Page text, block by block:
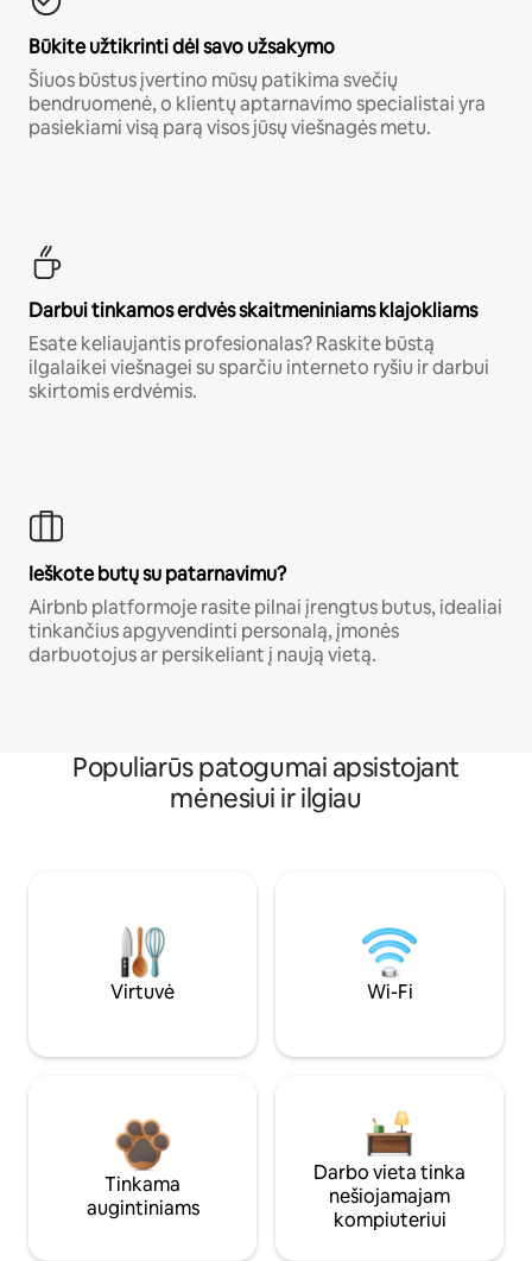
Būkite užtikrinti dėl savo užsakymo
Šiuos būstus įvertino mūsų patikima svečių
bendruomenė, o klientų aptarnavimo specialistai yra
pasiekiami visą parą visos jūsų viešnagės metu.
Darbui tinkamos erdvės skaitmeniniams klajokliams
Esate keliaujantis profesionalas? Raskite būstą
ilgalaikei viešnagei su sparčiu interneto ryšiu ir darbui
skirtomis erdvėmis.
Ieškote butų su patarnavimu?
Airbnb platformoje rasite pilnai įrengtus butus, idealiai
tinkančius apgyvendinti personalą, įmonės
darbuotojus ar persikeliant į naują vietą.
Populiarūs patogumai apsistojant
mėnesiui ir ilgiau
Virtuvė Wi-Fi
Tinkama
augintiniams
Darbo vieta tinka
nešiojamajam
kompiuteriui